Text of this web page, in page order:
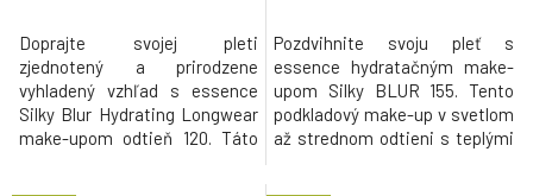
Doprajte svojej pleti
zjednotený a prirodzene
vyhladený vzhľad s essence
Silky Blur Hydrating Longwear
make-upom odtieň 120. Táto
Pozdvihnite svoju pleť s
essence hydratačným make-
upom Silky BLUR 155. Tento
podkladový make-up v svetlom
až strednom odtieni s teplými